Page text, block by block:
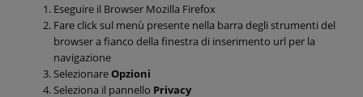
Eseguire il Browser Mozilla Firefox
Fare click sul menù presente nella barra degli strumenti del
browser a fianco della finestra di inserimento url per la
navigazione
SelezionareOpzioni
Seleziona il pannello Privacy